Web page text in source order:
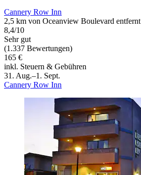
Cannery Row Inn
2,5 km von Oceanview Boulevard entfernt
8,4/10
Sehr gut
(1.337 Bewertungen)
165 €
inkl. Steuern & Gebühren
31. Aug.–1. Sept.
Cannery Row Inn